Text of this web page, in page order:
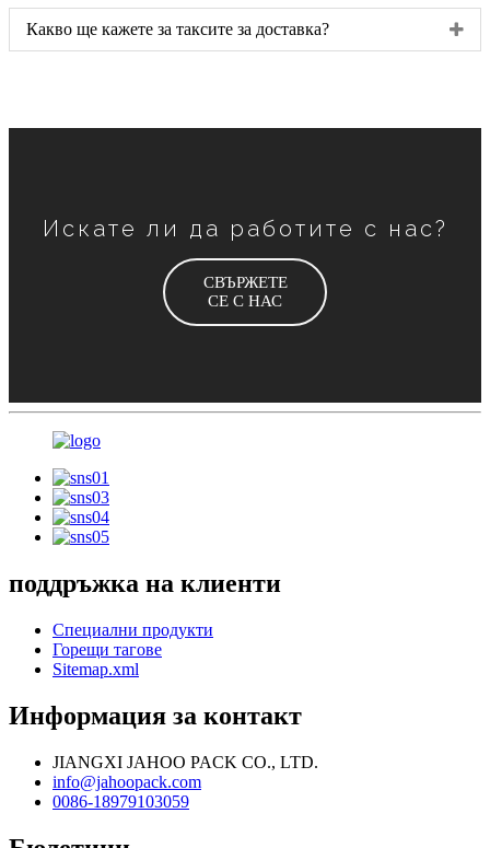
Какво ще кажете за таксите за доставка?
Искате ли да работите с нас?
СВЪРЖЕТЕ
СЕ С НАС
поддръжка на клиенти
Специални продукти
Горещи тагове
Sitemap.xml
Информация за контакт
JIANGXI JAHOO PACK CO., LTD.
info@jahoopack.com
0086-18979103059